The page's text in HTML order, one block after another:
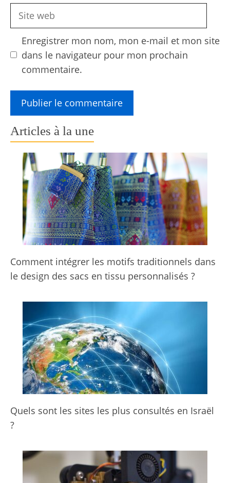
Site
Enregistrer mon nom, mon e-mail et mon site
dans le navigateur pour mon prochain
commentaire.
Articles à la une
Comment intégrer les motifs traditionnels dans
le design des sacs en tissu personnalisés ?
Quels sont les sites les plus consultés en Israël
?